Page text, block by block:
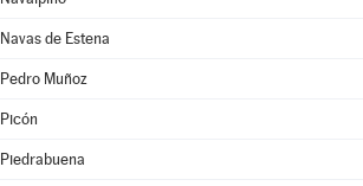
Navas de Estena
Pedro Muñoz
Picón
Piedrabuena